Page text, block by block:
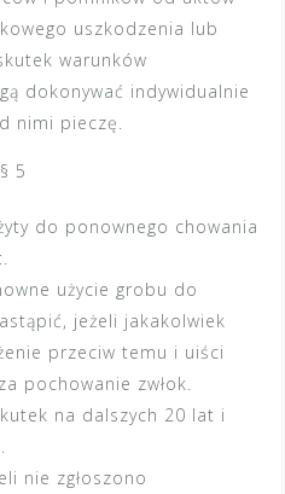
uszkodzenia lub
warunków
dokonywać indywidualnie
nimi pieczę.
§ 5
do ponownego chowania
użycie grobu do
jeżeli jakakolwiek
przeciw temu i uiści
pochowanie zwłok.
na dalszych 20 lat i
nie zgłoszono